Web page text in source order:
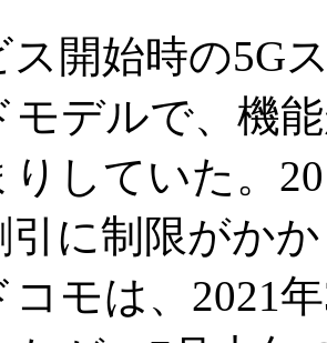
開始時の5G
モデルで、機
りしていた。
引に制限がか
コモは、2021